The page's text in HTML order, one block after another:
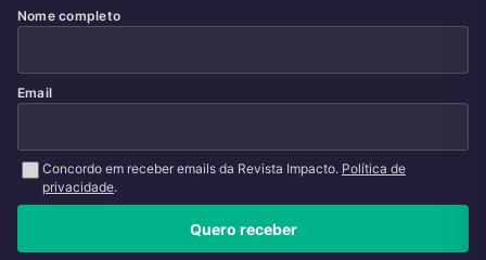
Nome completo
Email
Concordo em receber emails da Revista Impacto. Política de
privacidade.
Quero receber